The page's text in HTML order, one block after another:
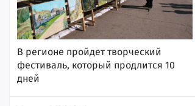
В регионе пройдет творческий
фестиваль, который продлится 10
дней